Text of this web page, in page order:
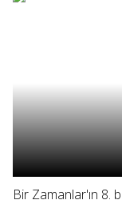
Bir Zamanlar'ın 8.